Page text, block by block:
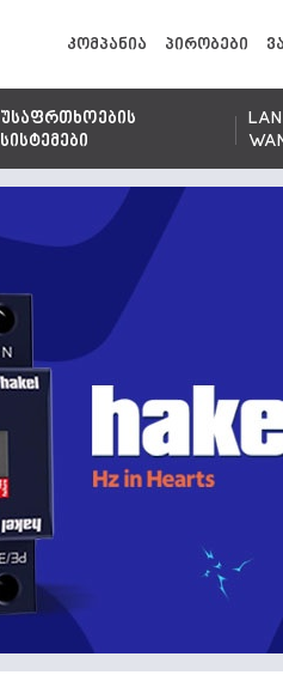
კომპანია პირობები
უსაფრთხოების
სისტემები